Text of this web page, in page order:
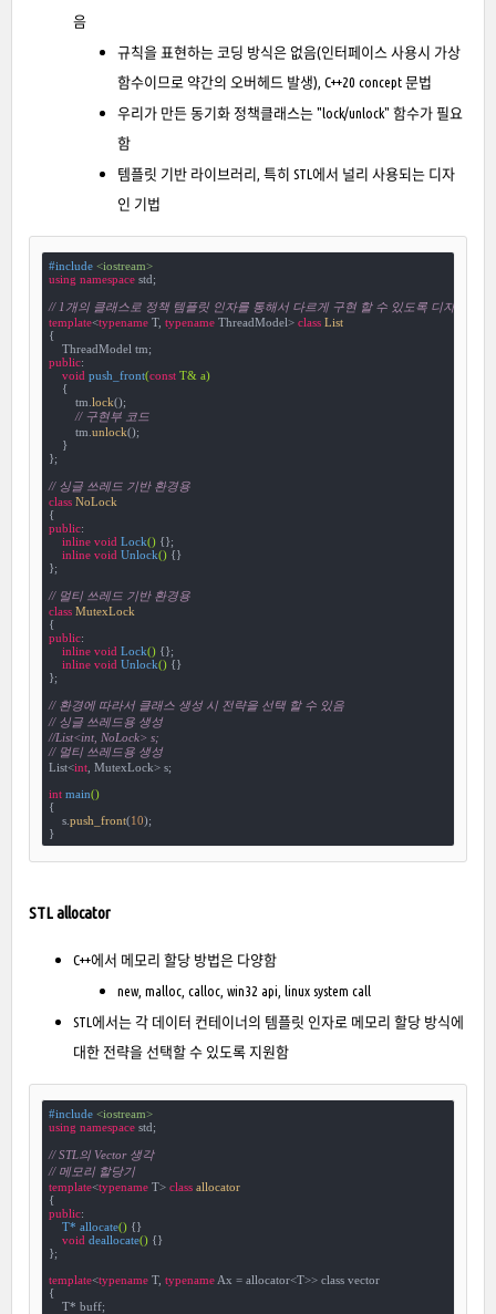
음
규칙을 표현하는 코딩 방식은 없음(인터페이스 사용시 가상
함수이므로 약간의 오버헤드 발생), C++20 concept 문법
우리가 만든 동기화 정책클래스는 "lock/unlock" 함수가 필요
함
템플릿 기반 라이브러리, 특히 STL에서 널리 사용되는 디자
인 기법
#include <iostream>
using namespace std;
// 1개의 클래스로 정책 템플릿 인자를 통해서 다르게 구현 할 수 있도록 디자인
template<typename T, typename ThreadModel> class List
{
public:
void push_front(const T& a)
{
        tm.
lock();
// 구현부 코드
        tm.
unlock();
    }
};
// 싱글 쓰레드 기반 환경용
class NoLock
{
public:
inline void Lock() {};
inline void Unlock() {}
};
// 멀티 쓰레드 기반 환경용
class MutexLock
{
public:
inline void Lock() {};
inline void Unlock() {}
};
// 환경에 따라서 클래스 생성 시 전략을 선택 할 수 있음
// 싱글 쓰레드용 생성
//List<int, NoLock> s;
// 멀티 쓰레드용 생성
List<int, MutexLock> s;
int main()
{
    s.
push_front(10);
}
STL allocator
C++에서 메모리 할당 방법은 다양함
new, malloc, calloc, win32 api, linux system call
STL에서는 각 데이터 컨테이너의 템플릿 인자로 메모리 할당 방식에
대한 전략을 선택할 수 있도록 지원함
#include <iostream>
using namespace std;
// STL의 Vector 생각
// 메모리 할당기
template<typename T> class allocator
{
public:
T* allocate() {}
void deallocate() {}
};
template<typename T, typename Ax = allocator<T>> class vector
{
    T* buff;